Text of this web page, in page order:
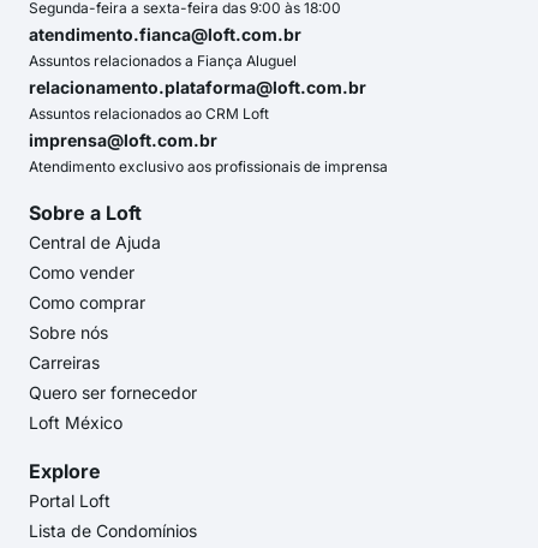
Segunda-feira a sexta-feira das 9:00 às 18:00
atendimento.fianca@loft.com.br
Assuntos relacionados a Fiança Aluguel
relacionamento.plataforma@loft.com.br
Assuntos relacionados ao CRM Loft
imprensa@loft.com.br
Atendimento exclusivo aos profissionais de imprensa
Sobre a Loft
Central de Ajuda
Como vender
Como comprar
Sobre nós
Carreiras
Quero ser fornecedor
Loft México
Explore
Portal Loft
Lista de Condomínios